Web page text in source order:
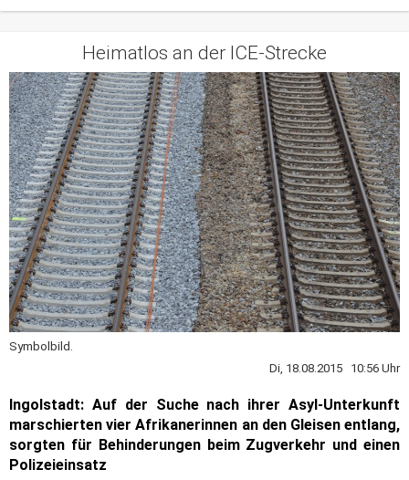
Heimatlos an der ICE-Strecke
Symbolbild.
Di, 18.08.2015 10:56 Uhr
Ingolstadt: Auf der Suche nach ihrer Asyl-Unterkunft
marschierten vier Afrikanerinnen an den Gleisen entlang,
sorgten für Behinderungen beim Zugverkehr und einen
Polizeieinsatz